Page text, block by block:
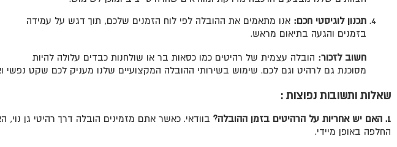
תכנון לוגיסטי חכם: אנו מתאמים את ההובלה לפי לוח הזמנים שלכם, תוך דגש על עמידה
בזמנים והגעה בתיאום מראש.
חשוב לזכור: הובלה עצמית של רהיטים כמו כסאות בר או שולחנות כבדים עלולה להיות
מסוכנת גם לרהיט וגם לכם. שימוש בשירותי ההובלה המקצועיים שלנו מעניק לכם שקט נפשי
שאלות ותשובות נפוצות :
1. האם יש אחריות על הרהיטים בזמן ההובלה?
בוודאי. כאשר אתם מזמינים הובלה דרך רהיטי גן
החלפה באופן מיידי.